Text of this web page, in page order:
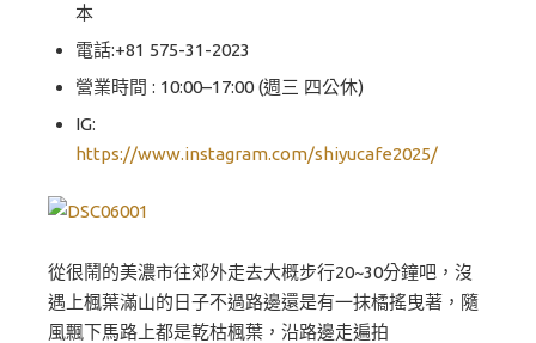
本
電話:+81 575-31-2023
營業時間 : 10:00–17:00 (週三 四公休)
IG:
https://www.instagram.com/shiyucafe2025/
從很鬧的美濃市往郊外走去大概步行20~30分鐘吧，沒
遇上楓葉滿山的日子不過路邊還是有一抹橘搖曳著，隨
風飄下馬路上都是乾枯楓葉，沿路邊走遍拍